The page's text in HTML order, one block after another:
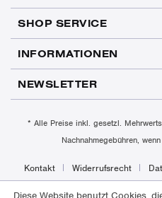
SHOP SERVICE
INFORMATIONEN
NEWSLETTER
* Alle Preise inkl. gesetzl.
Nachnahmegebühren,
Kontakt Widerrufsrecht
Diese Website benutzt Cookies,